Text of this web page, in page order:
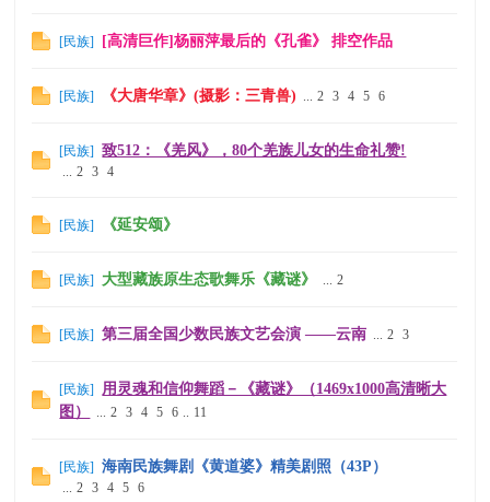
[民族] [高清巨作]杨丽萍最后的《孔雀》 排空作品
[民族] 《大唐华章》(摄影：三青兽) ... 2 3 4 5 6
[民族] 致512：《羌风》，80个羌族儿女的生命礼赞!
... 2 3 4
[民族] 《延安颂》
[民族] 大型藏族原生态歌舞乐《藏谜》 ... 2
[民族] 第三届全国少数民族文艺会演 ——云南 ... 2 3
[民族]
用灵魂和信仰舞蹈－《藏谜》（1469x1000高清晰大
图）
... 2 3 4 5 6 .. 11
[民族] 海南民族舞剧《黄道婆》精美剧照（43P）
... 2 3 4 5 6